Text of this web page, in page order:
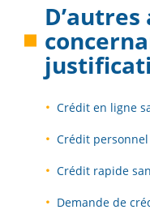
Crédit en ligne
Crédit
Crédit rapide
Demande de